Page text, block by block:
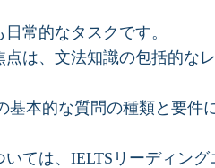
常的なタスクです。
は、文法知識の包括的な
本的な質問の種類と要件
ては、IELTSリーディング